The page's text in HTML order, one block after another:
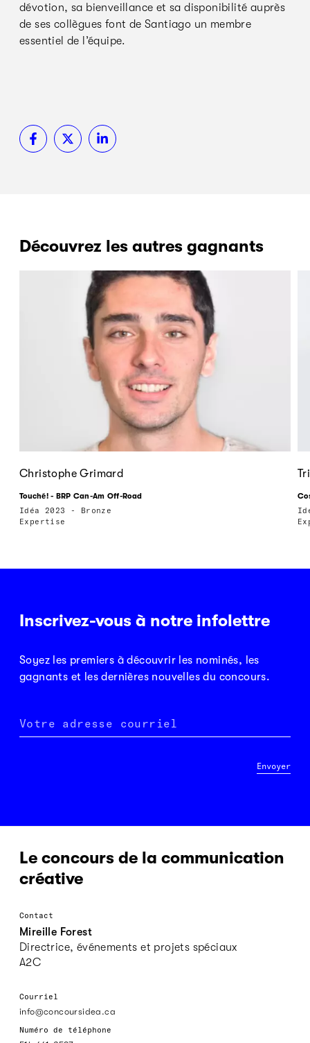
dévotion, sa bienveillance et sa disponibilité auprès
de ses collègues font de Santiago un membre
essentiel de l’équipe.
Découvrez les autres gagnants
Christophe Grimard
Touché! - BRP Can-Am Off-Road
Idéa 2023 - Bronze
Expertise
Inscrivez-vous à notre infolettre
Soyez les premiers à découvrir les nominés, les
gagnants et les dernières nouvelles du concours.
Votre adresse courriel
Envoyer
Le concours de la communication
créative
Contact
Mireille Forest
Directrice, événements et projets spéciaux
A2C
Courriel
info@concoursidea.ca
Numéro de téléphone